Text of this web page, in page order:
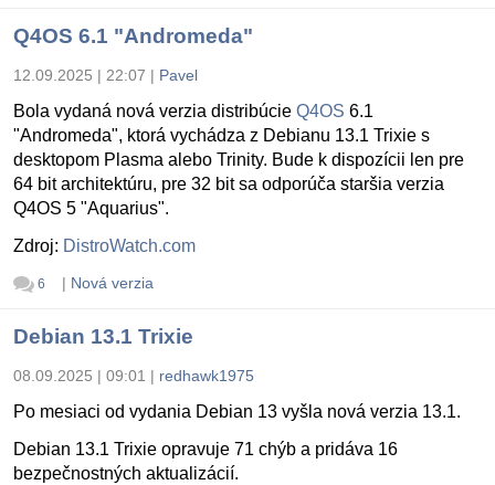
Q4OS 6.1 "Andromeda"
12.09.2025 | 22:07 | Pavel
Bola vydaná nová verzia distribúcie Q4OS 6.1
"Andromeda", ktorá vychádza z Debianu 13.1 Trixie s
desktopom Plasma alebo Trinity. Bude k dispozícii len pre
64 bit architektúru, pre 32 bit sa odporúča staršia verzia
Q4OS 5 "Aquarius".
Zdroj: DistroWatch.com
6 | Nová verzia
Debian 13.1 Trixie
08.09.2025 | 09:01 | redhawk1975
Po mesiaci od vydania Debian 13 vyšla nová verzia 13.1.
Debian 13.1 Trixie opravuje 71 chýb a pridáva 16
bezpečnostných aktualizácií.